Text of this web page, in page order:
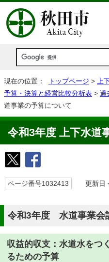
現在の位置： トップページ > 上
予算・決算と経営比較分析表 > 過
道事業の予算について
令和3年度 上下水道
ページ番号1032413 更新日
令和3年度 水道事業会
収益的収支：水道水をつ
るための予算